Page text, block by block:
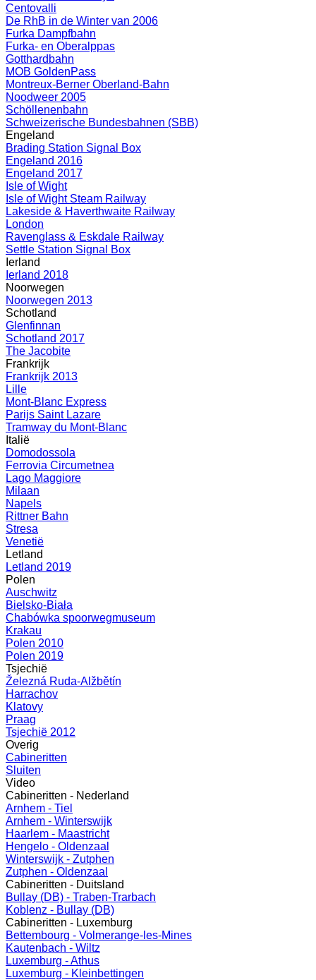
Centovalli
De RhB in de Winter van 2006
Furka Dampfbahn
Furka- en Oberalppas
Gotthardbahn
MOB GoldenPass
Montreux-Berner Oberland-Bahn
Noodweer 2005
Schöllenenbahn
Schweizerische Bundesbahnen (SBB)
Engeland
Brading Station Signal Box
Engeland 2016
Engeland 2017
Isle of Wight
Isle of Wight Steam Railway
Lakeside & Haverthwaite Railway
London
Ravenglass & Eskdale Railway
Settle Station Signal Box
Ierland
Ierland 2018
Noorwegen
Noorwegen 2013
Schotland
Glenfinnan
Schotland 2017
The Jacobite
Frankrijk
Frankrijk 2013
Lille
Mont-Blanc Express
Parijs Saint Lazare
Tramway du Mont-Blanc
Italië
Domodossola
Ferrovia Circumetnea
Lago Maggiore
Milaan
Napels
Rittner Bahn
Stresa
Venetië
Letland
Letland 2019
Polen
Auschwitz
Bielsko-Biała
Chabówka spoorwegmuseum
Krakau
Polen 2010
Polen 2019
Tsjechië
Železná Ruda-Alžbětín
Harrachov
Klatovy
Praag
Tsjechië 2012
Overig
Cabineritten
Sluiten
Video
Cabineritten - Nederland
Arnhem - Tiel
Arnhem - Winterswijk
Haarlem - Maastricht
Hengelo - Oldenzaal
Winterswijk - Zutphen
Zutphen - Oldenzaal
Cabineritten - Duitsland
Bullay (DB) - Traben-Trarbach
Koblenz - Bullay (DB)
Cabineritten - Luxemburg
Bettembourg - Volmerange-les-Mines
Kautenbach - Wiltz
Luxemburg - Athus
Luxemburg - Kleinbettingen